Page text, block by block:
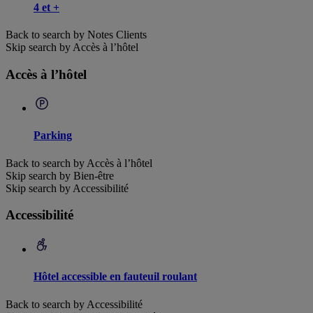
4 et +
Back to search by Notes Clients
Skip search by Accès à l’hôtel
Accès à l’hôtel
Parking
Back to search by Accès à l’hôtel
Skip search by Bien-être
Skip search by Accessibilité
Accessibilité
Hôtel accessible en fauteuil roulant
Back to search by Accessibilité